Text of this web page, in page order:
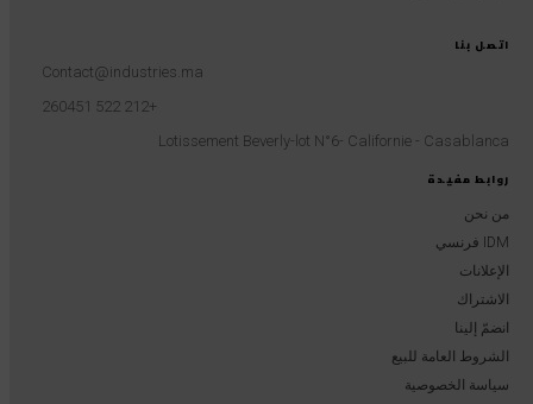
روابط مفيدة
من نحن
IDM فرنسي
الإعلانات
الاشتراك
انضمّ إلينا
الشروط العامة للبيع
سياسة الخصوصية
اتصل بنا
Contact@industries.ma
+212 522 260451
Lotissement Beverly-lot N°6- Californie - Casablanca